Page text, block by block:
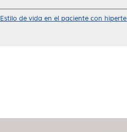
Estilo de vida en el paciente con